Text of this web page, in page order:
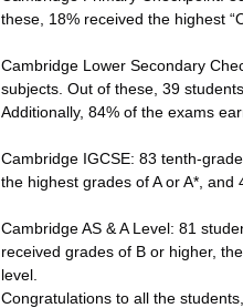
these, 18% received the highest
Cambridge Lower Secondary
subjects. Out of these, 39
Additionally, 84% of the exams
Cambridge IGCSE: 83 tenth-
the highest grades of A or A*, and
Cambridge AS & A Level: 81
received grades of B or higher,
level.
Congratulations to all the